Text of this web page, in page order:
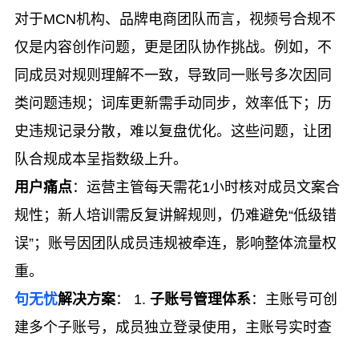
对于MCN机构、品牌电商团队而言，视频号合规不
仅是内容创作问题，更是团队协作挑战。例如，不
同成员对规则理解不一致，导致同一账号多次因同
类问题违规；词库更新需手动同步，效率低下；历
史违规记录分散，难以复盘优化。这些问题，让团
队合规成本呈指数级上升。
用户痛点 ：运营主管每天需花1小时核对成员文案合
规性；新人培训需反复讲解规则，仍难避免“低级错
误”；账号因团队成员违规被牵连，影响整体流量权
重。
句无忧解决方案： 1. 子账号管理体系：主账号可创
建多个子账号，成员独立登录使用，主账号实时查